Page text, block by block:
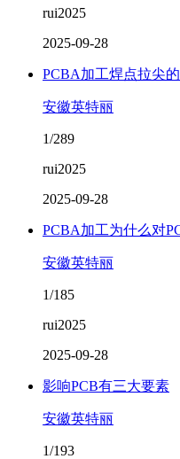
rui2025
2025-09-28
PCBA加工焊点拉尖
安徽英特丽
1/289
rui2025
2025-09-28
PCBA加工为什么对
安徽英特丽
1/185
rui2025
2025-09-28
影响PCB有三大要素
安徽英特丽
1/193